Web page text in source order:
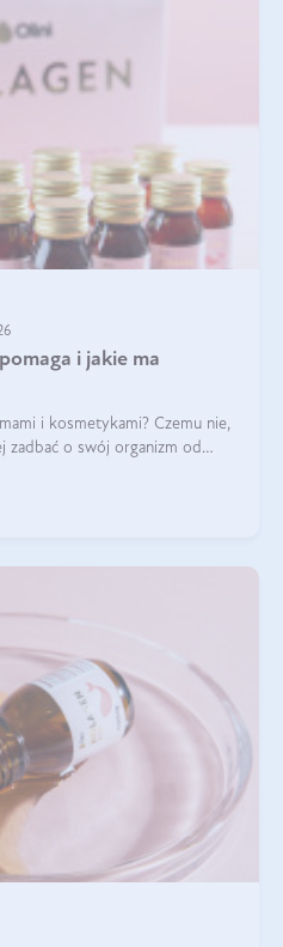
i jakie ma
i kosmetykami? Czemu nie,
zadbać o swój organizm od